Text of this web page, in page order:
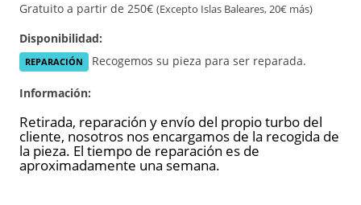
Gratuito a partir de 250€ (Excepto Islas Baleares, 20€ más)
Disponibilidad:
REPARACIÓN Recogemos su pieza para ser reparada.
Información:
Retirada, reparación y envío del propio turbo del
cliente, nosotros nos encargamos de la recogida de
la pieza. El tiempo de reparación es de
aproximadamente una semana.